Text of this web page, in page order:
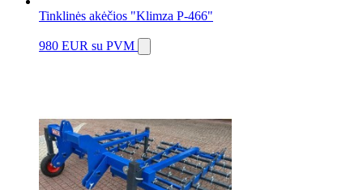
Tinklinės akėčios "Klimza P-466"
980 EUR su PVM